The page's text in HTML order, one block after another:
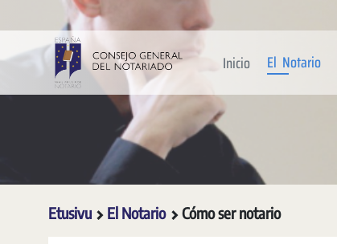
Siirry pääsisältöön
Inicio El Notario
Etusivu El Notario Cómo ser notario